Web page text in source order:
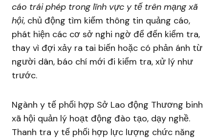
cáo trái phép trong lĩnh vực y tế trên mạng xã
hội, chủ động tìm kiếm thông tin quảng cáo,
phát hiện các cơ sở nghi ngờ để đến kiểm tra,
thay vì đợi xảy ra tai biến hoặc có phản ánh từ
người dân, báo chí mới đi kiểm tra, xử lý như
trước.
Ngành y tế phối hợp Sở Lao động Thương binh
xã hội quản lý hoạt động đào tạo, dạy nghề.
Thanh tra y tế phối hợp lực lượng chức năng